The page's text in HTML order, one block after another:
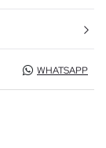
WHATSAPP